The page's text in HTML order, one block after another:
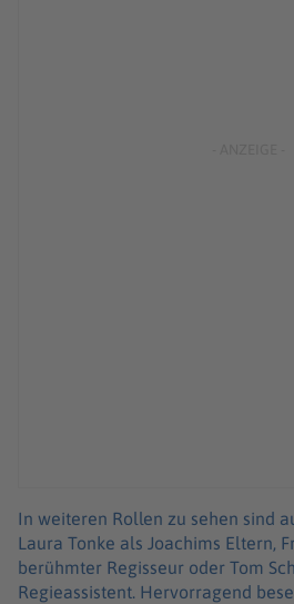
In weiteren Rollen zu sehen sind
Laura Tonke als Joachims Eltern,
berühmter Regisseur oder Tom
Regieassistent. Hervorragend